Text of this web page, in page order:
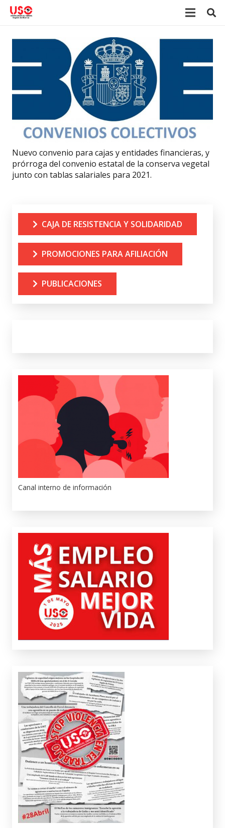
Nuevo convenio para cajas y entidades financieras, y
prórroga del convenio estatal de la conserva vegetal
junto con tablas salariales para 2021.
CAJA DE RESISTENCIA Y SOLIDARIDAD
PROMOCIONES PARA AFILIACIÓN
PUBLICACIONES
Canal interno de información